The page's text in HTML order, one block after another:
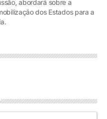
abordará sobre a
dos Estados para a